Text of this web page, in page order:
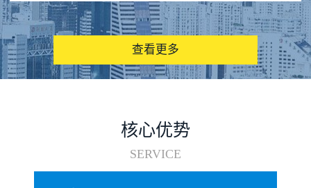
图书馆RFID电子标签管理系统
查看更多
核心优势
SERVICE